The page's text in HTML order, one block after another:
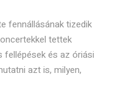
fennállásának tizedik
tettek
fellépések és az óriási
azt is, milyen,